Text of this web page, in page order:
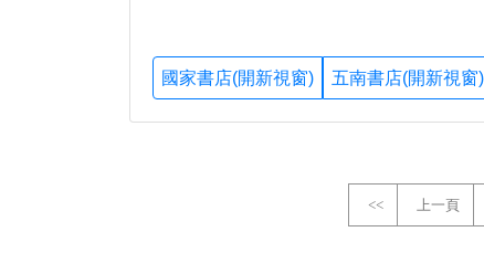
國家書店(開新視窗) 五南書店(開新視窗)
<< 上一頁